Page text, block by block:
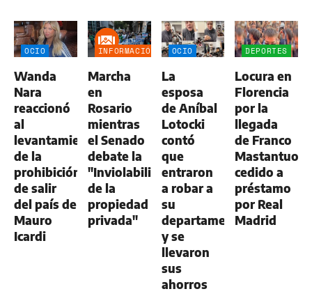
OCIO
Wanda
Nara
reaccionó
al
levantamiento
de la
prohibición
de salir
del país de
Mauro
Icardi
INFORMACIÓN
Marcha
en
Rosario
mientras
el Senado
debate la
"Inviolabilidad
de la
propiedad
privada"
OCIO
La
esposa
de Aníbal
Lotocki
contó
que
entraron
a robar a
su
departamento
y se
llevaron
sus
ahorros
DEPORTES
Locura en
Florencia
por la
llegada
de Franco
cedido a
préstamo
por Real
Madrid